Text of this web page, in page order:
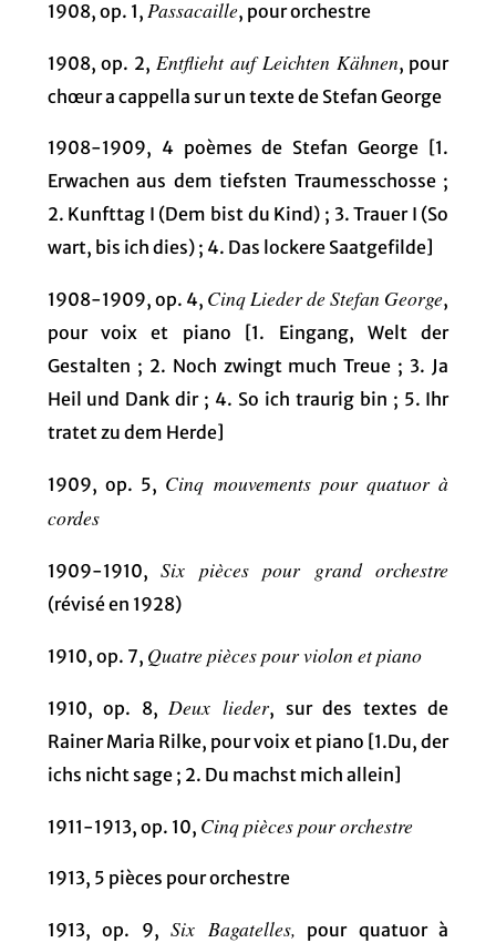
1908, op. 1, Passacaille, pour orchestre
1908, op. 2, Entflieht auf Leichten Kähnen, pour
chœur a cappella sur un texte de Stefan George
1908-1909, 4 poèmes de Stefan George [1.
Erwachen aus dem tiefsten Traumesschosse ;
2. Kunfttag I (Dem bist du Kind) ; 3. Trauer I (So
wart, bis ich dies) ; 4. Das lockere Saatgefilde]
1908-1909, op. 4, Cinq Lieder de Stefan George,
pour voix et piano [1. Eingang, Welt der
Gestalten ; 2. Noch zwingt much Treue ; 3. Ja
Heil und Dank dir ; 4. So ich traurig bin ; 5. Ihr
tratet zu dem Herde]
1909, op. 5, Cinq mouvements pour quatuor à
cordes
1909-1910,Six pièces pour grand orchestre
(révisé en 1928)
1910, op. 7, Quatre pièces pour violon et piano
1910, op. 8, Deux lieder, sur des textes de
Rainer Maria Rilke, pour voix et piano [1.Du, der
ichs nicht sage ; 2. Du machst mich allein]
1911-1913, op. 10, Cinq pièces pour orchestre
1913, 5 pièces pour orchestre
1913, op. 9,Six Bagatelles, pour quatuor à